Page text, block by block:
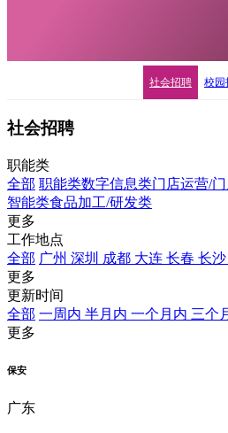
社会招聘 校园
社会招聘
职能类
全部 职能类数字信息类门店运营/
智能类食品加工/研发类
更多
工作地点
全部 广州 深圳 成都 大连 长春 长沙
更多
更新时间
全部 一周内 半月内 一个月内 三个
更多
保安
广东